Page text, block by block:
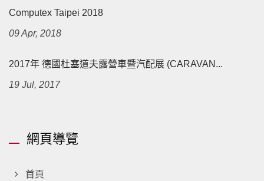
Computex Taipei 2018
09 Apr, 2018
2017年 德國杜塞道夫露營車暨汽配展 (CARAVAN...
19 Jul, 2017
網頁導覽
首頁